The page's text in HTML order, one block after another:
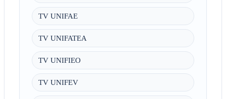
TV UNIFAE
TV UNIFATEA
TV UNIFIEO
TV UNIFEV